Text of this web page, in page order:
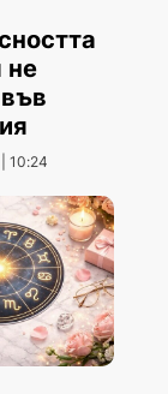
не
10:24